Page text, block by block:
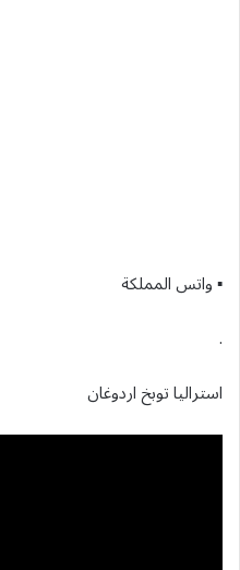
▪︎ واتس المملكة
.
استراليا توبخ اردوغان